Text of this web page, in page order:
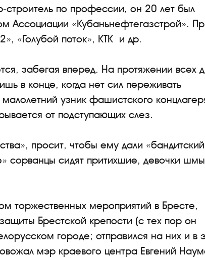
строитель по профессии, он 20 лет был
Ассоциации «Кубаньнефтегазстрой».
«Голубой поток», КТК и др.
забегая вперед. На протяжении всех
в конце, когда нет сил переживать
узник фашистского
от подступающих слез.
просит, чтобы ему дали
сорванцы сидят притихшие, девочки
торжественных мероприятий в Бресте,
Брестской крепости (с тех пор он
городе; отправился на них и в
мэр краевого центра Евгений